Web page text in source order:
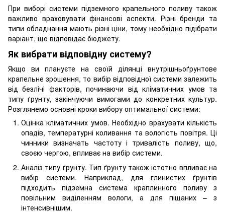
При виборі системи підземного крапельного поливу також
важливо враховувати фінансові аспекти. Різні бренди та
типи обладнання мають різні ціни, тому необхідно підібрати
варіант, що відповідає бюджету.
Як вибрати відповідну систему?
Якщо ви плануєте на своїй ділянці внутрішньоґрунтове
крапельне зрошення, то вибір відповідної системи залежить
від безлічі факторів, починаючи від кліматичних умов та
типу ґрунту, закінчуючи вимогами до конкретних культур.
Розглянемо основні кроки вибору оптимальної системи:
Оцінка кліматичних умов. Необхідно врахувати кількість
опадів, температурні коливання та вологість повітря. Ці
чинники визначать частоту і тривалість поливу, що,
своєю чергою, впливає на вибір системи.
Аналіз типу ґрунту. Тип ґрунту також істотно впливає на
вибір системи. Наприклад, для глинистих ґрунтів
підходить підземна система краплинного поливу з
повільним виділенням вологи, а для піщаних – з
інтенсивнішим.